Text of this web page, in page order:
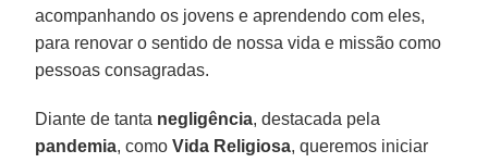
acompanhando os jovens e aprendendo com eles,
para renovar o sentido de nossa vida e missão como
pessoas consagradas.
Diante de tanta negligência, destacada pela
pandemia, comoVida Religiosa, queremos iniciar